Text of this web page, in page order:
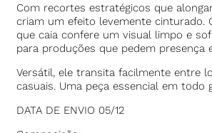
Com recortes estratégicos que
criam um efeito levemente cinturado.
que caia confere um visual limpo e
para produções que pedem presença
Versátil, ele transita facilmente entre
casuais. Uma peça essencial em todo
DATA DE ENVIO 05/12